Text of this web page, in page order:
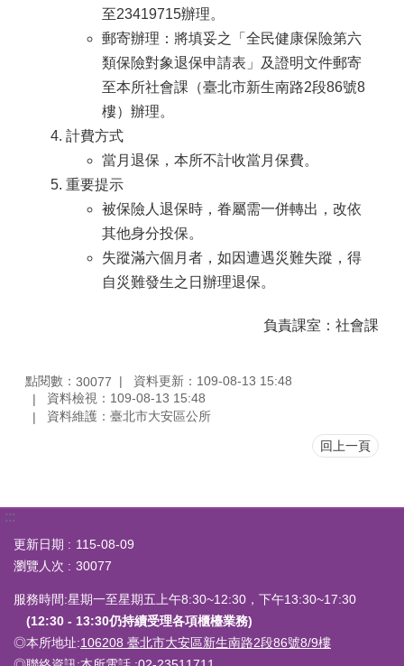
至23419715辦理。
郵寄辦理：將填妥之「全民健康保險第六
類保險對象退保申請表」及證明文件郵寄
至本所社會課（臺北市新生南路2段86號8
樓）辦理。
計費方式
當月退保，本所不計收當月保費。
重要提示
被保險人退保時，眷屬需一併轉出，改依
其他身分投保。
失蹤滿六個月者，如因遭遇災難失蹤，得
自災難發生之日辦理退保。
負責課室：社會課
點閱數： 30077
資料更新：109-08-13 15:48
資料檢視：109-08-13 15:48
資料維護：臺北市大安區公所
回上一頁
:::
更新日期
115-08-09
瀏覽人次
30077
服務時間:星期一至星期五上午8:30~12:30，下午13:30~17:30
(12:30 - 13:30仍持續受理各項櫃檯業務)
◎本所地址:106208 臺北市大安區新生南路2段86號8/9樓